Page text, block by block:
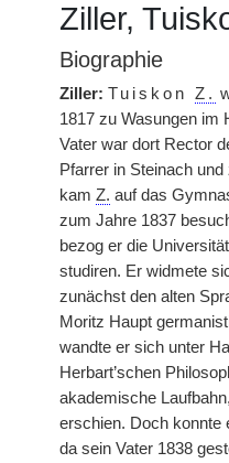
Ziller,
Biographie
Ziller: Tuiskon Z.
1817 zu Wasungen im
Vater war dort Rector
Pfarrer in Steinach
kam Z. auf das
zum Jahre 1837
bezog er die
studiren. Er widmete
zunächst den alten
Moritz Haupt
wandte er sich unter
Herbart’schen
akademische
erschien. Doch konnte
da sein Vater 1838